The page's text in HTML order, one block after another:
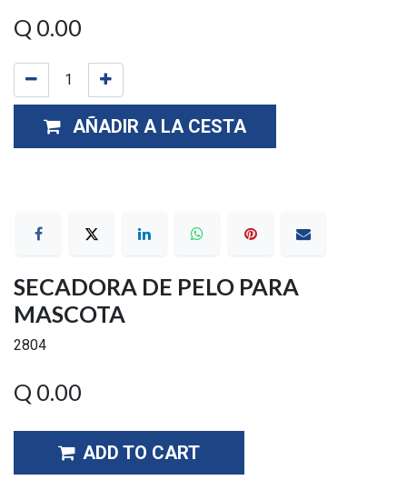
Q 0.00
AÑADIR A LA CESTA
SECADORA DE PELO PARA
MASCOTA
2804
Q 0.00
ADD TO CART